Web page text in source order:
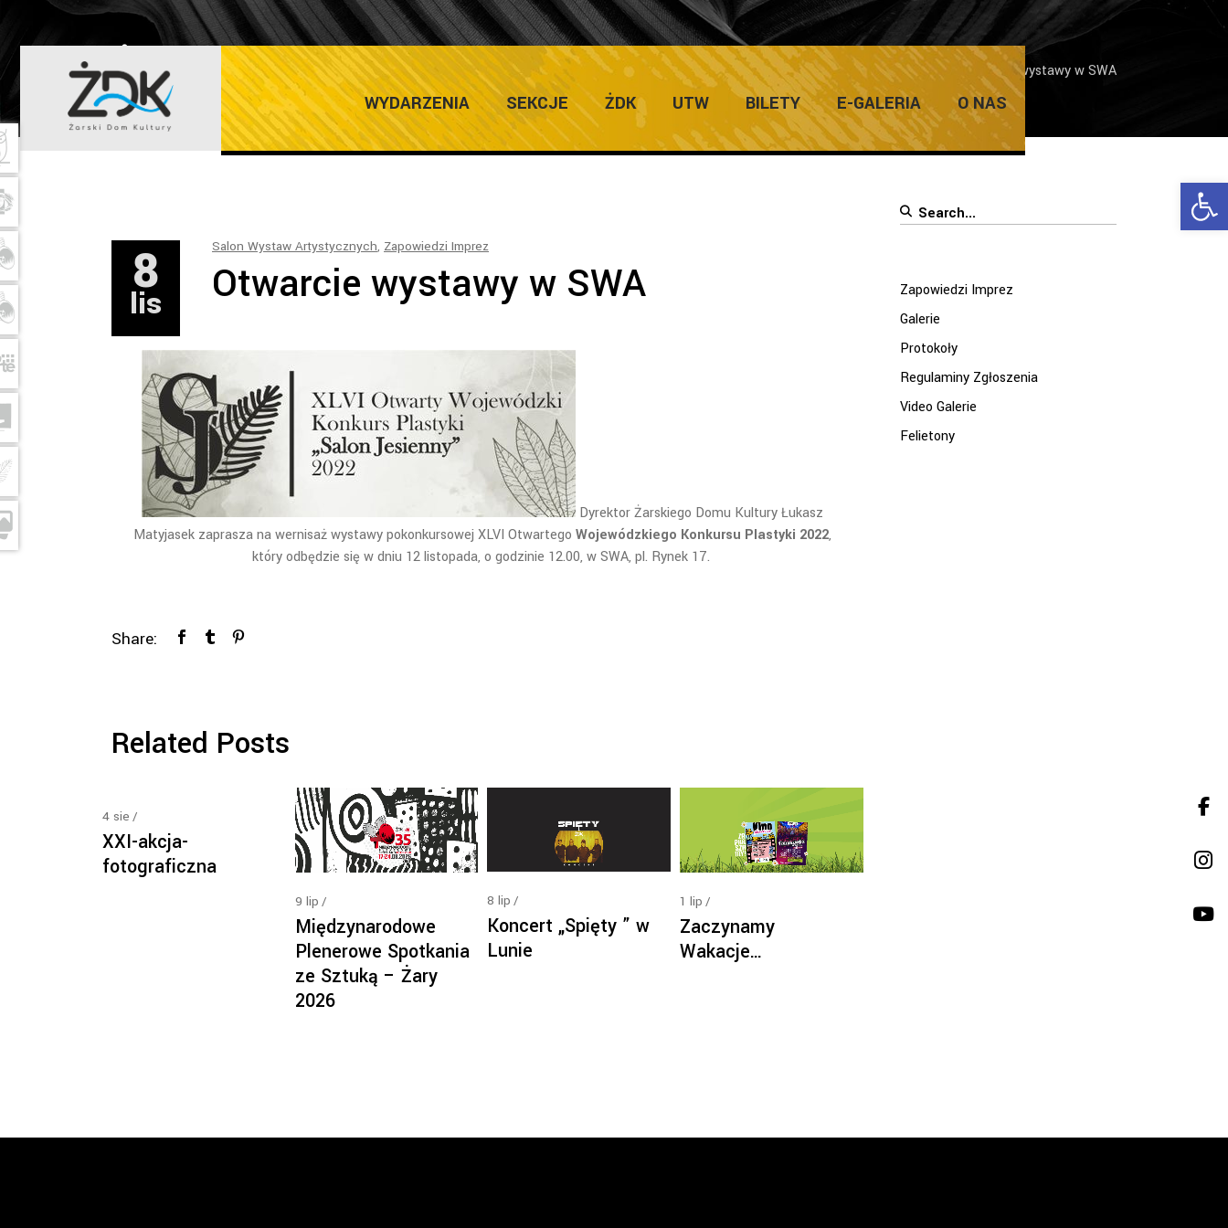
WYDARZENIA SEKCJE ŻDK UTW BILETY E-GALERIA O NAS
ŻARSKI DOM KULTURY Home/ Salon Wystaw Artystycznych / Otwarcie wystawy w SWA
8
lis
Salon Wystaw Artystycznych, Zapowiedzi Imprez
Otwarcie wystawy w SWA
Dyrektor Żarskiego Domu Kultury Łukasz
Matyjasek zaprasza na wernisaż wystawy pokonkursowej XLVI Otwartego Wojewódzkiego Konkursu Plastyki 2022,
który odbędzie się w dniu 12 listopada, o godzinie 12.00, w SWA, pl. Rynek 17.
Share:
Related Posts
4 sie
XXI-akcja-
fotograficzna
9 lip
Międzynarodowe
Plenerowe Spotkania
ze Sztuką – Żary
2026
8 lip
Koncert „Spięty ” w
Lunie
1 lip
Zaczynamy
Wakacje…
Search
Zapowiedzi Imprez
Galerie
Protokoły
Regulaminy Zgłoszenia
Video Galerie
Felietony